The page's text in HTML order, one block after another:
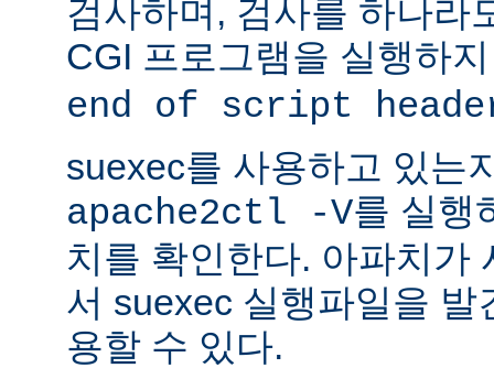
검사하며, 검사를 하나라
CGI 프로그램을 실행하
end of script
suexec를 사용하고 있는
apache2ctl -V를 실행
치를 확인한다. 아파치가
서 suexec 실행파일을 발
용할 수 있다.